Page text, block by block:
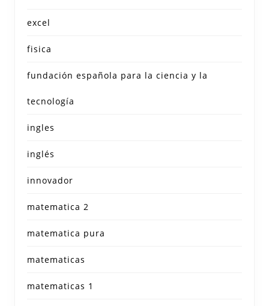
excel
fisica
fundación española para la ciencia y la
tecnología
ingles
inglés
innovador
matematica 2
matematica pura
matematicas
matematicas 1